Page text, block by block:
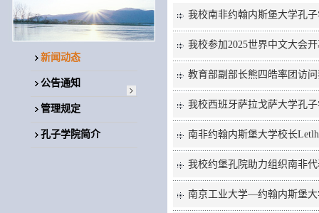
新闻动态
公告通知
管理规定
孔子学院简介
我校南非约翰内斯堡大学孔
我校参加2025世界中文大会
教育部副部长熊四皓率团访
我校西班牙萨拉戈萨大学孔
南非约翰内斯堡大学校长
我校约堡孔院助力组织南非
南京工业大学—约翰内斯堡